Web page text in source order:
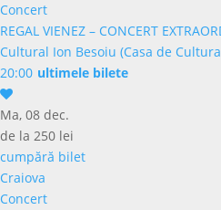
Concert
REGAL VIENEZ – CONCERT
Cultural Ion Besoiu (Casa de
20:00 ultimele bilete
Ma, 08 dec.
de la 250 lei
cumpără bilet
Craiova
Concert